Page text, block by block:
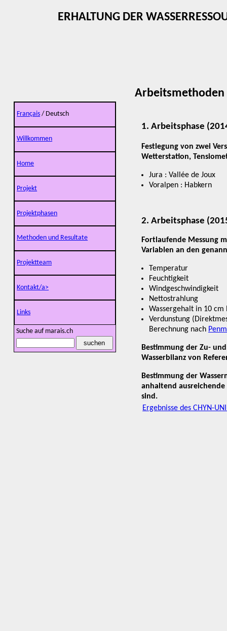
ERHALTUNG DER
Français / Deutsch
Willkommen
Home
Projekt
Projektphasen
Methoden und Resultate
Projektteam
Kontakt/a>
Links
Suche auf marais.ch
Arbeitsmethoden
1. Arbeitsphase
Festlegung von zwei
Wetterstation,
Jura : Vallée de Joux
Voralpen : Habkern
2. Arbeitsphase
Fortlaufende Messung
Variablen an den
Temperatur
Feuchtigkeit
Windgeschwindigkeit
Nettostrahlung
Wassergehalt in 10 cm
Verdunstung
Berechnung nach
Bestimmung der Zu-
Wasserbilanz von
Bestimmung der
anhaltend
sind.
Ergebnisse des CHYN-